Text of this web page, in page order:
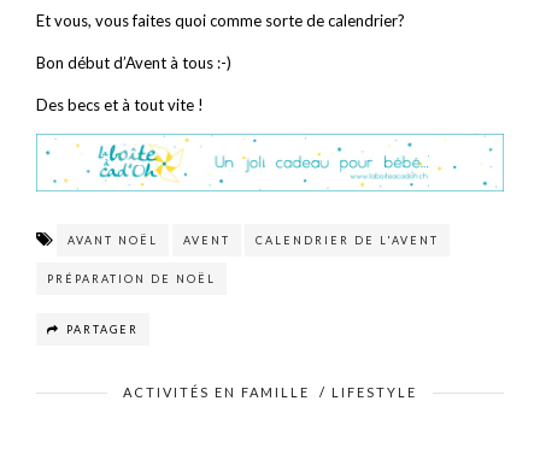
Et vous, vous faites quoi comme sorte de calendrier?
Bon début d’Avent à tous :-)
Des becs et à tout vite !
AVANT NOËL AVENT CALENDRIER DE L'AVENT
PRÉPARATION DE NOËL
PARTAGER
ACTIVITÉS EN FAMILLE / LIFESTYLE